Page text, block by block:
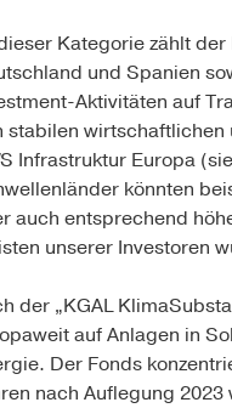
Kategorie zählt
und Spanien
Aktivitäten auf
stabilen wirtschaftlichen
Infrastruktur Europa
könnten
auch entsprechend
unserer Investoren
der „KGAL
auf Anlagen in
Der Fonds
nach Auflegung